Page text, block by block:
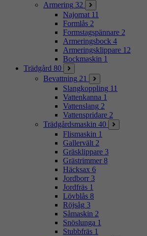
Armering 32
Najomat 11
Formlås 2
Formstagspännare 2
Armeringsbock 4
Armeringsklippare 12
Bockmaskin 1
Trädgård 80
Bevattning 21
Slangkoppling 11
Vattenkanna 1
Vattenslang 2
Vattenspridare 2
Trädgårdsmaskin 40
Flismaskin 1
Gallervält 2
Gräsklippare 3
Grästrimmer 8
Häcksax 6
Jordborr 3
Jordfräs 1
Lövblås 8
Röjsåg 3
Såmaskin 2
Snöslunga 1
Stubbfräs 1